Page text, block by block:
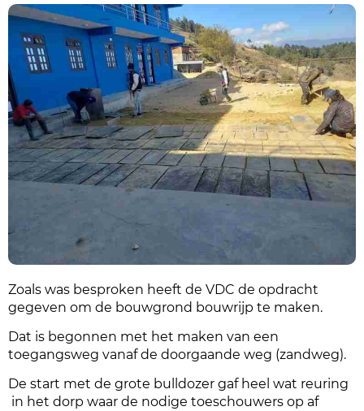
Zoals was besproken heeft de VDC de opdracht
gegeven om de bouwgrond bouwrijp te maken.
Dat is begonnen met het maken van een
toegangsweg vanaf de doorgaande weg (zandweg).
De start met de grote bulldozer gaf heel wat reuring
in het dorp waar de nodige toeschouwers op af